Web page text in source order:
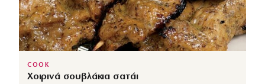
COOK
Χοιρινά σουβλάκια σατάι